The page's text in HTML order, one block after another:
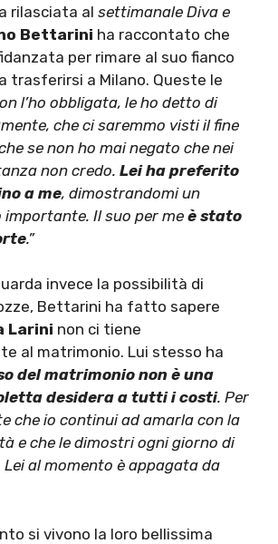
rilasciata al settimanale Diva e
Bettarini ha raccontato che
per rimare al suo fianco
trasferirsi a Milano. Queste le
l’ho obbligata, le ho detto di
che ci saremmo visti il fine
se non ho mai negato che nei
non credo. Lei ha preferito
a me, dimostrandomi un
Il suo per me è stato
.”
invece la possibilità di
Bettarini ha fatto sapere
Larini non ci tiene
al matrimonio. Lui stesso ha
del matrimonio non è una
desidera a tutti i costi. Per
che io continui ad amarla con la
e che le dimostri ogni giorno di
Lei al momento è appagata da
si vivono la loro bellissima